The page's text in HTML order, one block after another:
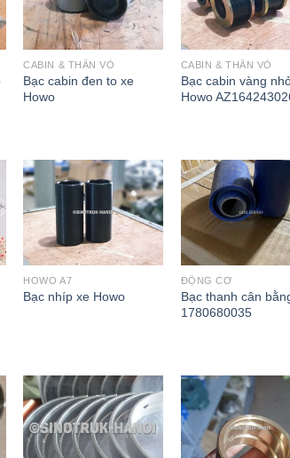
CABIN & THÂN VỎ
Bạc cabin đen to xe
Howo
CABIN & THÂN VỎ
Bạc cabin vàng
Howo
HOWO A7
Bạc nhíp xe Howo
ĐỘNG CƠ
Bạc thanh cân
1780680035